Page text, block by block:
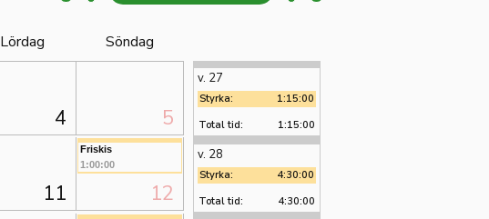
Lördag Söndag
4 5
v. 27
Styrka:
1:15:00
Total tid:
1:15:00
11
Friskis
1:00:00
12
v. 28
Styrka:
4:30:00
Total tid:
4:30:00